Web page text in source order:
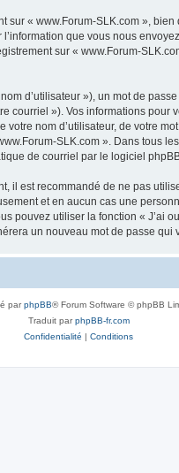
« www.Forum-SLK.com »,
que vous nous
sur « www.Forum-
d’utilisateur »), un mot de
»). Vos informations
nom d’utilisateur, de votre
SLK.com ». Dans tous
de courriel par le logiciel
il est recommandé de ne pas
et en aucun cas une
pouvez utiliser la fonction « J’ai
un nouveau mot de passe qui
parphpBB® Forum Software © phpBB
Traduit parphpBB-fr.com
Confidentialité | Conditions